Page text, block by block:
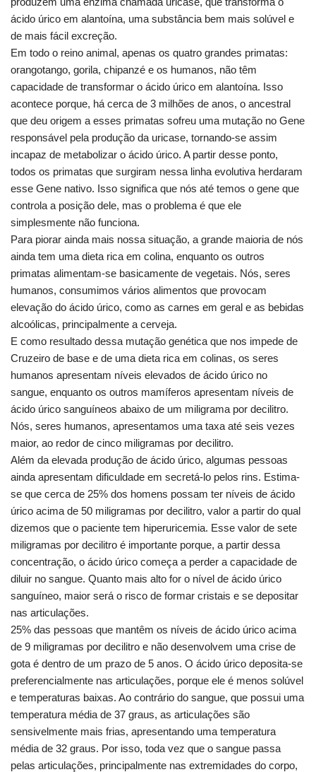
ácido úrico em alantoína, uma substância bem mais solúvel e
de mais fácil excreção.
Em todo o reino animal, apenas os quatro grandes primatas:
orangotango, gorila, chipanzé e os humanos, não têm
capacidade de transformar o ácido úrico em alantoína. Isso
acontece porque, há cerca de 3 milhões de anos, o ancestral
que deu origem a esses primatas sofreu uma mutação no Gene
responsável pela produção da uricase, tornando-se assim
incapaz de metabolizar o ácido úrico. A partir desse ponto,
todos os primatas que surgiram nessa linha evolutiva herdaram
esse Gene nativo. Isso significa que nós até temos o gene que
controla a posição dele, mas o problema é que ele
simplesmente não funciona.
Para piorar ainda mais nossa situação, a grande maioria de nós
ainda tem uma dieta rica em colina, enquanto os outros
primatas alimentam-se basicamente de vegetais. Nós, seres
humanos, consumimos vários alimentos que provocam
elevação do ácido úrico, como as carnes em geral e as bebidas
alcoólicas, principalmente a cerveja.
E como resultado dessa mutação genética que nos impede de
Cruzeiro de base e de uma dieta rica em colinas, os seres
humanos apresentam níveis elevados de ácido úrico no
sangue, enquanto os outros mamíferos apresentam níveis de
ácido úrico sanguíneos abaixo de um miligrama por decilitro.
Nós, seres humanos, apresentamos uma taxa até seis vezes
maior, ao redor de cinco miligramas por decilitro.
Além da elevada produção de ácido úrico, algumas pessoas
ainda apresentam dificuldade em secretá-lo pelos rins. Estima-
se que cerca de 25% dos homens possam ter níveis de ácido
úrico acima de 50 miligramas por decilitro, valor a partir do qual
dizemos que o paciente tem hiperuricemia. Esse valor de sete
miligramas por decilitro é importante porque, a partir dessa
concentração, o ácido úrico começa a perder a capacidade de
diluir no sangue. Quanto mais alto for o nível de ácido úrico
sanguíneo, maior será o risco de formar cristais e se depositar
nas articulações.
25% das pessoas que mantêm os níveis de ácido úrico acima
de 9 miligramas por decilitro e não desenvolvem uma crise de
gota é dentro de um prazo de 5 anos. O ácido úrico deposita-se
preferencialmente nas articulações, porque ele é menos solúvel
e temperaturas baixas. Ao contrário do sangue, que possui uma
temperatura média de 37 graus, as articulações são
sensivelmente mais frias, apresentando uma temperatura
média de 32 graus. Por isso, toda vez que o sangue passa
pelas articulações, principalmente nas extremidades do corpo,